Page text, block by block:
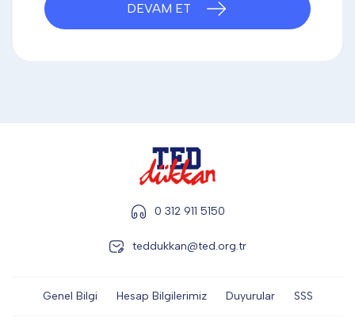
DEVAM ET
0 312 911 5150
teddukkan@ted.org.tr
Genel Bilgi Hesap Bilgilerimiz Duyurular SSS